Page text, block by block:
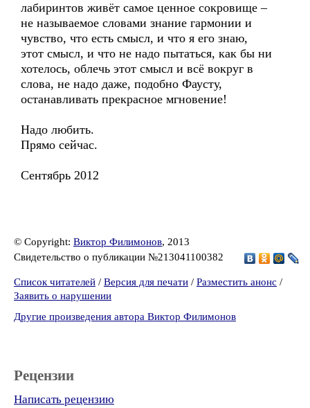
лабиринтов живёт самое ценное сокровище –
не называемое словами знание гармонии и
чувство, что есть смысл, и что я его знаю,
этот смысл, и что не надо пытаться, как бы ни
хотелось, облечь этот смысл и всё вокруг в
слова, не надо даже, подобно Фаусту,
останавливать прекрасное мгновение!
Надо любить.
Прямо сейчас.
Сентябрь 2012
© Copyright: Виктор Филимонов, 2013
Свидетельство о публикации №213041100382
Список читателей / Версия для печати / Разместить анонс /
Заявить о нарушении
Другие произведения автора Виктор Филимонов
Рецензии
Написать рецензию